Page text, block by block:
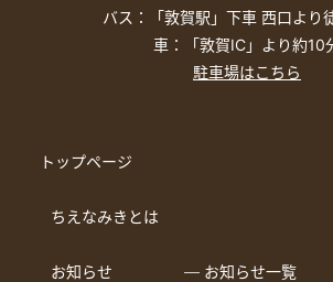
バス：「敦賀駅」下車 西口より
車：「敦賀IC」より約10
駐車場はこちら
トップページ
ちえなみきとは
お知らせ ― お知らせ一覧